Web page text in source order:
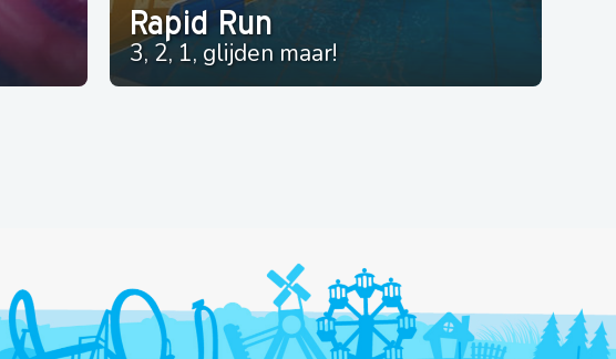
Rapid Run
3, 2, 1, glijden maar!